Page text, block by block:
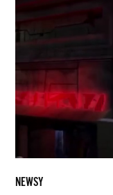
Underworld”:
Wyciekł
fragment
niezrealizowanego
serialu
George’a
NEWSY